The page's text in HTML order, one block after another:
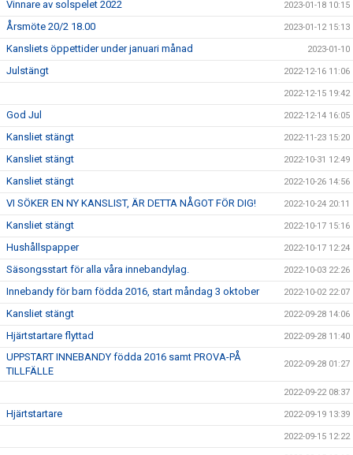
Vinnare av solspelet 2022 2023-01-18 10:15
Årsmöte 20/2 18.00 2023-01-12 15:13
Kansliets öppettider under januari månad 2023-01-10
Julstängt 2022-12-16 11:06
2022-12-15 19:42
God Jul 2022-12-14 16:05
Kansliet stängt 2022-11-23 15:20
Kansliet stängt 2022-10-31 12:49
Kansliet stängt 2022-10-26 14:56
VI SÖKER EN NY KANSLIST, ÄR DETTA NÅGOT FÖR DIG! 2022-10-24 20:11
Kansliet stängt 2022-10-17 15:16
Hushållspapper 2022-10-17 12:24
Säsongsstart för alla våra innebandylag. 2022-10-03 22:26
Innebandy för barn födda 2016, start måndag 3 oktober 2022-10-02 22:07
Kansliet stängt 2022-09-28 14:06
Hjärtstartare flyttad 2022-09-28 11:40
UPPSTART INNEBANDY födda 2016 samt PROVA-PÅ
TILLFÄLLE
2022-09-28 01:27
2022-09-22 08:37
Hjärtstartare 2022-09-19 13:39
2022-09-15 12:22